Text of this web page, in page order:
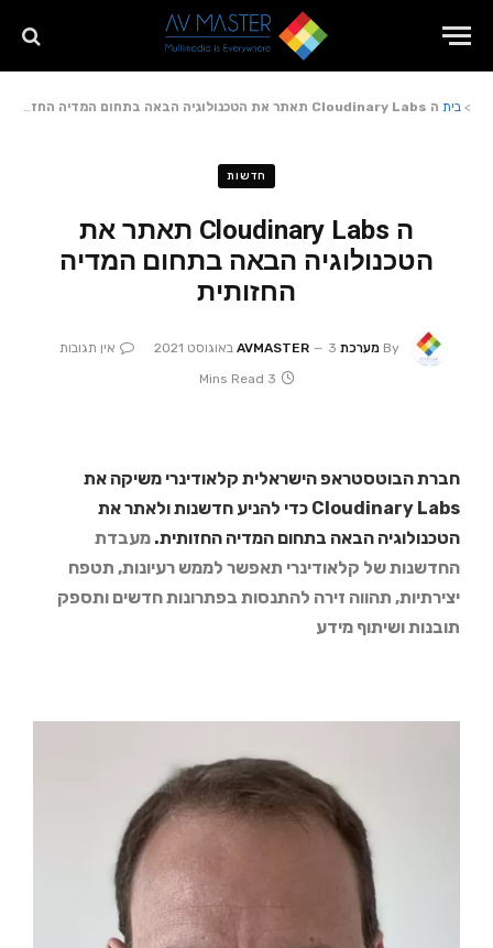
> בית ה Cloudinary Labs תאתר את הטכנולוגיה הבאה בתחום המדיה החזותית
חדשות
ה Cloudinary Labs תאתר את
הטכנולוגיה הבאה בתחום המדיה
החזותית
By מערכת AVMASTER 3 באוגוסט 2021
אין תגובות
3 Mins Read
חברת הבוטסטראפ הישראלית קלאודינרי משיקה את
Cloudinary Labs כדי להניע חדשנות ולאתר את
הטכנולוגיה הבאה בתחום המדיה החזותית. מעבדת
החדשנות של קלאודינרי תאפשר לממש רעיונות, תטפח
יצירתיות, תהווה זירה להתנסות בפתרונות חדשים ותספק
תובנות ושיתוף מידע